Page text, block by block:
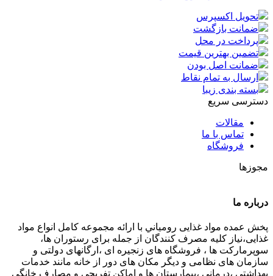
تحویل اکسپرس
ضمانت بازگشت
پرداخت در محل
تضمین بهترین قیمت
ضمانت اصل بودن
ارسال به تمام نقاط
بسته بندی زیبا
دسترسی سریع
مقالات
تماس با ما
فروشگاه
مجوزها
درباره ما
پخش عمده مواد غذایی رومياني با ارائه مجموعه كامل انواع مواد
غذایی،نياز كليه مصرف كنندگان از جمله برای رستوران ها،
سوپرمارکت ها ، فروشگاه های زنجیره ای ،ارگانهای دولتی و
سازمان های نظامی و دیگر مکان های دور از خانه مانند خدمات
بهداشتی ،درمانی ،بیمارستان ها و اماکن تفریحی و مصارف خانگي